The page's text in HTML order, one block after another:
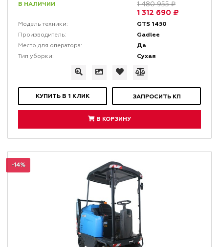
В НАЛИЧИИ 1 480 955 ₽
1 312 690 ₽
Модель техники: GTS 1450
Производитель: Gadlee
Место для оператора: Да
Тип уборки: Сухая
КУПИТЬ В 1 КЛИК ЗАПРОСИТЬ КП
В КОРЗИНУ
-14%